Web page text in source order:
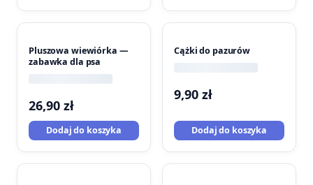
Pluszowa wiewiórka —
zabawka dla psa
26,90 zł
Dodaj do koszyka
Cążki do pazurów
9,90 zł
Dodaj do koszyka